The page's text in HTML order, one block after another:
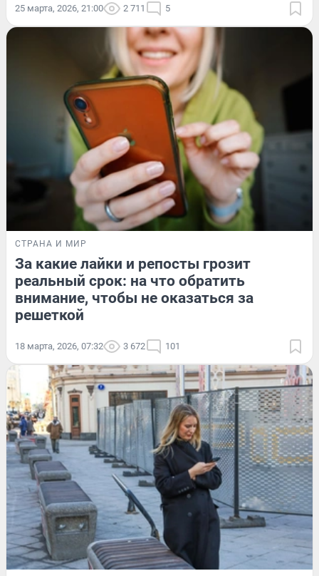
25 марта, 2026, 21:00 2 711 5
СТРАНА И МИР
За какие лайки и репосты грозит
реальный срок: на что обратить
внимание, чтобы не оказаться за
решеткой
18 марта, 2026, 07:32 3 672 101